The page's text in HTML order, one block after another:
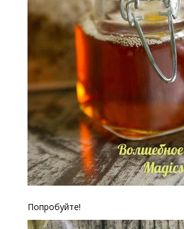
Попробуйте!